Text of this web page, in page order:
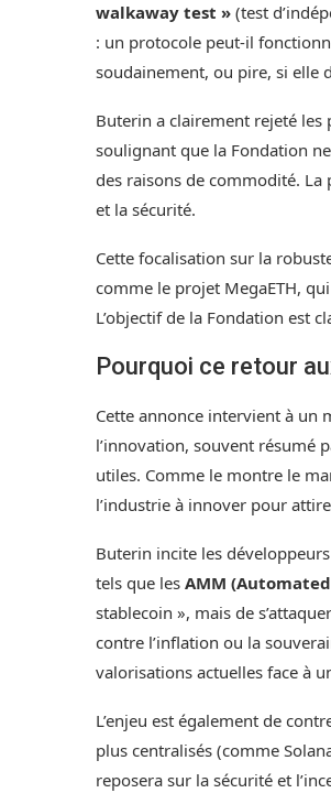
walkaway test » (test
: un protocole peut-il
soudainement, ou pire, si elle
Buterin a clairement rejeté les
soulignant que la Fondation
des raisons de commodité.
et la sécurité.
Cette focalisation sur la
comme le projet MegaETH,
L’objectif de la Fondation est
Pourquoi ce retour
Cette annonce intervient à un
l’innovation, souvent résumé
utiles. Comme le montre le
l’industrie à innover pour
Buterin incite les
tels que les AMM
stablecoin », mais de
contre l’inflation ou la
valorisations actuelles face à
L’enjeu est également de
plus centralisés (comme
reposera sur la sécurité et